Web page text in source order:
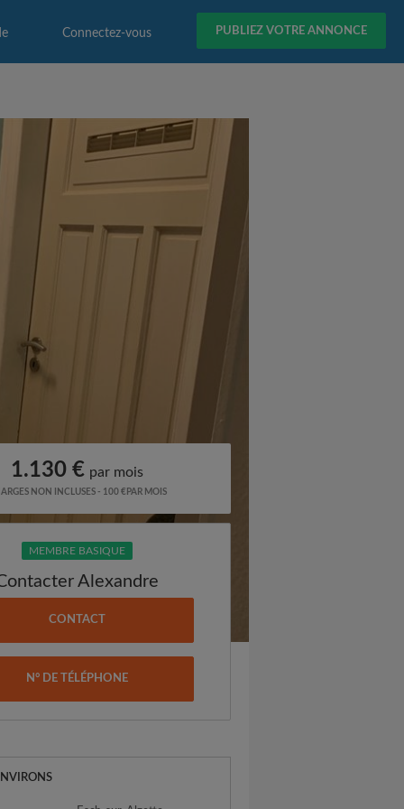
PUBLIEZ VOTRE ANNONCE
Connectez-vous
1.130 € par mois
NON INCLUSES - 100 €PAR MOIS
MEMBRE BASIQUE
Alexandre
CONTACT
N° DE TÉLÉPHONE